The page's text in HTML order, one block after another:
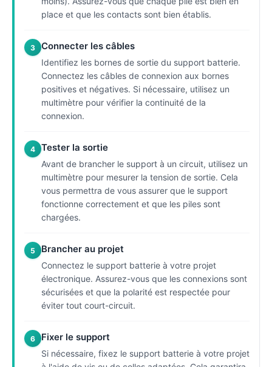
place et que les contacts sont bien établis.
3 Connecter les câbles
Identifiez les bornes de sortie du support batterie.
Connectez les câbles de connexion aux bornes
positives et négatives. Si nécessaire, utilisez un
multimètre pour vérifier la continuité de la
connexion.
4 Tester la sortie
Avant de brancher le support à un circuit, utilisez un
multimètre pour mesurer la tension de sortie. Cela
vous permettra de vous assurer que le support
fonctionne correctement et que les piles sont
chargées.
5 Brancher au projet
Connectez le support batterie à votre projet
électronique. Assurez-vous que les connexions sont
sécurisées et que la polarité est respectée pour
éviter tout court-circuit.
6 Fixer le support
Si nécessaire, fixez le support batterie à votre projet